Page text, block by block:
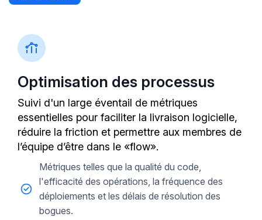
Optimisation des processus
Suivi d'un large éventail de métriques
essentielles pour faciliter la livraison logicielle,
réduire la friction et permettre aux membres de
l’équipe d’être dans le «flow».
Métriques telles que la qualité du code,
l'efficacité des opérations, la fréquence des
déploiements et les délais de résolution des
bogues.